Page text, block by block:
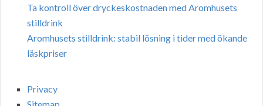
Ta kontroll över dryckeskostnaden med Aromhusets
stilldrink
Aromhusets stilldrink: stabil lösning i tider med ökande
läskpriser
Privacy